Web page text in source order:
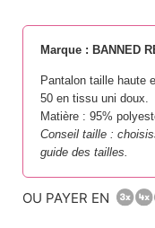
Marque : BANNED
Pantalon taille haute
50 en tissu uni doux.
Matière : 95%
Conseil taille :
guide des tailles.
OU PAYER EN